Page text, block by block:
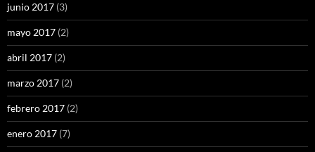
junio 2017 (3)
mayo 2017 (2)
abril 2017 (2)
marzo 2017 (2)
febrero 2017 (2)
enero 2017 (7)